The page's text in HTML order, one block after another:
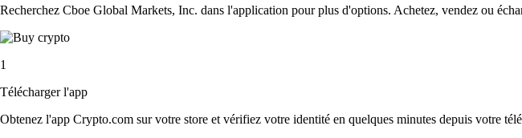
Recherchez Cboe Global Markets, Inc. dans l'application pour plus d'options. Achetez, vendez ou
1
Télécharger l'app
Obtenez l'app Crypto.com sur votre store et vérifiez votre identité en quelques minutes depuis votre